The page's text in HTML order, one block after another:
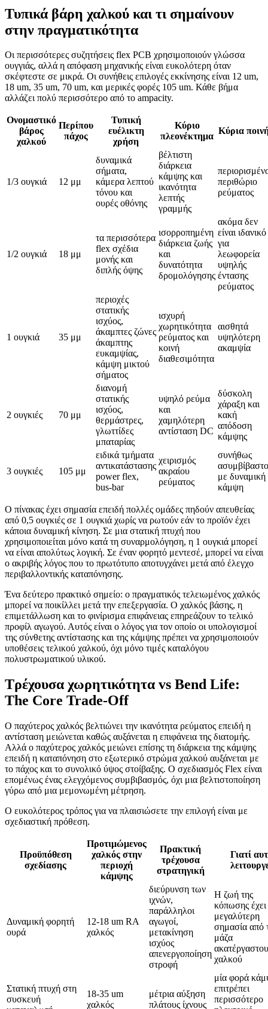
Τυπικά βάρη χαλκού και τι σημαίνουν
στην πραγματικότητα
Οι περισσότερες συζητήσεις flex PCB χρησιμοποιούν γλώσσα
ουγγιάς, αλλά η απόφαση μηχανικής είναι ευκολότερη όταν
σκέφτεστε σε μικρά. Οι συνήθεις επιλογές εκκίνησης είναι 12 um,
18 um, 35 um, 70 um, και μερικές φορές 105 um. Κάθε βήμα
αλλάζει πολύ περισσότερο από το ampacity.
Ονομαστικό
βάρος
χαλκού
Περίπου
πάχος
Τυπική
ευέλικτη
χρήση
Κύριο
πλεονέκτημα
Κύρια
1/3 ουγκιά 12 μμ
δυναμικά
σήματα,
κάμερα λεπτού
τόνου και
ουρές οθόνης
βέλτιστη
διάρκεια
κάμψης και
ικανότητα
λεπτής
γραμμής
περιθώριο
ρεύματος
1/2 ουγκιά 18 μμ
τα περισσότερα
flex σχέδια
μονής και
διπλής όψης
ισορροπημένη
διάρκεια ζωής
και
δυνατότητα
δρομολόγησης
ακόμα δεν
είναι ιδανικό
για
λεωφορεία
υψηλής
έντασης
ρεύματος
1 ουγκιά 35 μμ
περιοχές
στατικής
ισχύος,
άκαμπτες ζώνες
άκαμπτης
ευκαμψίας,
κάμψη μικτού
σήματος
ισχυρή
χωρητικότητα
ρεύματος και
κοινή
διαθεσιμότητα
αισθητά
υψηλότερη
ακαμψία
2 ουγκιές 70 μμ
διανομή
στατικής
ισχύος,
θερμάστρες,
γλωττίδες
μπαταρίας
υψηλό ρεύμα
και
χαμηλότερη
αντίσταση DC
δύσκολη
χάραξη και
κακή
απόδοση
κάμψης
3 ουγκιές 105 μμ
ειδικά τμήματα
αντικατάστασης
power flex,
bus-bar
χειρισμός
ακραίου
ρεύματος
συνήθως
ασυμβίβαστο
με δυναμική
κάμψη
Ο πίνακας έχει σημασία επειδή πολλές ομάδες πηδούν απευθείας
από 0,5 ουγκιές σε 1 ουγκιά χωρίς να ρωτούν εάν το προϊόν έχει
κάποια δυναμική κίνηση. Σε μια στατική πτυχή που
χρησιμοποιείται μόνο κατά τη συναρμολόγηση, η 1 ουγκιά μπορεί
να είναι απολύτως λογική. Σε έναν φορητό μεντεσέ, μπορεί να είναι
ο ακριβής λόγος που το πρωτότυπο αποτυγχάνει μετά από έλεγχο
περιβαλλοντικής καταπόνησης.
Ένα δεύτερο πρακτικό σημείο: ο πραγματικός τελειωμένος χαλκός
μπορεί να ποικίλλει μετά την επεξεργασία. Ο χαλκός βάσης, η
επιμετάλλωση και το φινίρισμα επιφάνειας επηρεάζουν το τελικό
προφίλ αγωγού. Αυτός είναι ο λόγος για τον οποίο οι υπολογισμοί
της σύνθετης αντίστασης και της κάμψης πρέπει να χρησιμοποιούν
υποθέσεις τελικού χαλκού, όχι μόνο τιμές καταλόγου
πολυστρωματικού υλικού.
Τρέχουσα χωρητικότητα vs Bend Life:
The Core Trade-Off
Ο παχύτερος χαλκός βελτιώνει την ικανότητα ρεύματος επειδή η
αντίσταση μειώνεται καθώς αυξάνεται η επιφάνεια της διατομής.
Αλλά ο παχύτερος χαλκός μειώνει επίσης τη διάρκεια της κάμψης
επειδή η καταπόνηση στο εξωτερικό στρώμα χαλκού αυξάνεται με
το πάχος και το συνολικό ύψος στοίβαξης. Ο σχεδιασμός Flex είναι
επομένως ένας ελεγχόμενος συμβιβασμός, όχι μια βελτιστοποίηση
γύρω από μια μεμονωμένη μέτρηση.
Ο ευκολότερος τρόπος για να πλαισιώσετε την επιλογή είναι με
σχεδιαστική πρόθεση.
Προϋπόθεση
σχεδίασης
Προτιμώμενος
χαλκός στην
περιοχή
κάμψης
Πρακτική
τρέχουσα
στρατηγική
Γιατί
Δυναμική φορητή
ουρά
12-18 um RA
χαλκός
διεύρυνση των
ιχνών,
παράλληλοι
αγωγοί,
μετακίνηση
ισχύος
απενεργοποίηση
στροφή
Η ζωή της
κόπωσης έχει
μεγαλύτερη
σημασία από
μάζα
ακατέργαστου
χαλκού
Στατική πτυχή στη
συσκευή
18-35 um
χαλκός
μέτρια αύξηση
πλάτους ίχνους
μία φορά
επιτρέπει
περισσότερο